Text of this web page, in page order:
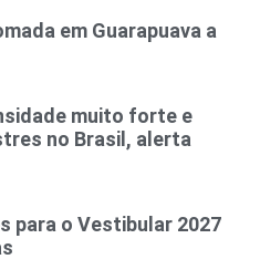
em Guarapuava a
muito forte e
no Brasil, alerta
para o Vestibular 2027